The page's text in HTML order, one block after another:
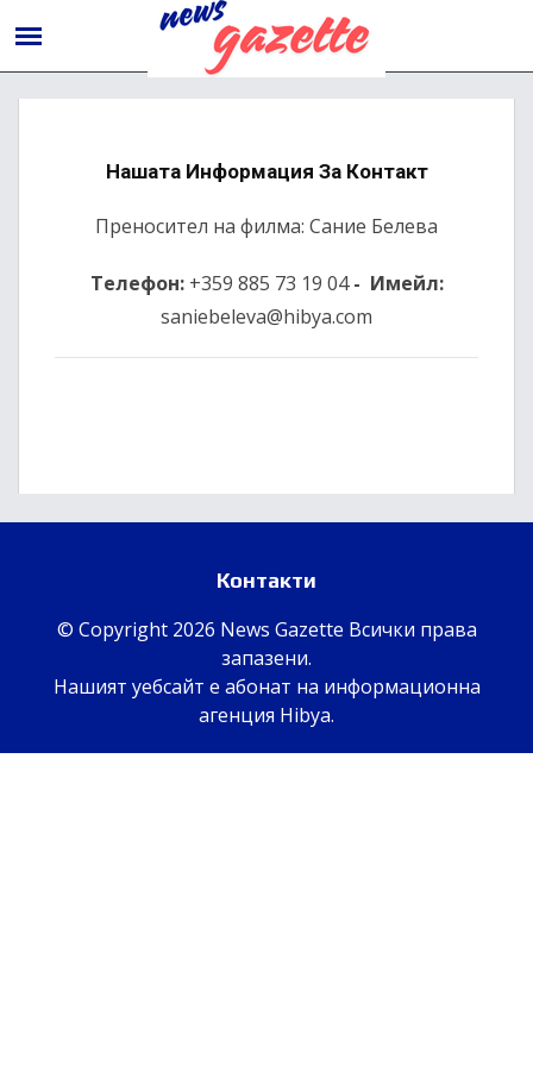
Нашата Информация За Контакт
Преносител на филма: Сание Белева
Телефон:+359 885 73 19 04- Имейл:
saniebeleva@hibya.com
Контакти
© Copyright 2026 News Gazette Всички права
запазени.
Нашият уебсайт е абонат на информационна
агенция Hibya.